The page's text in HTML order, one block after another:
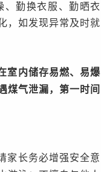
、勤换衣服、勤晒衣
，如发现异常及时就
室内储存易燃、易爆
煤气泄漏，第一时间
家长务必增强安全意